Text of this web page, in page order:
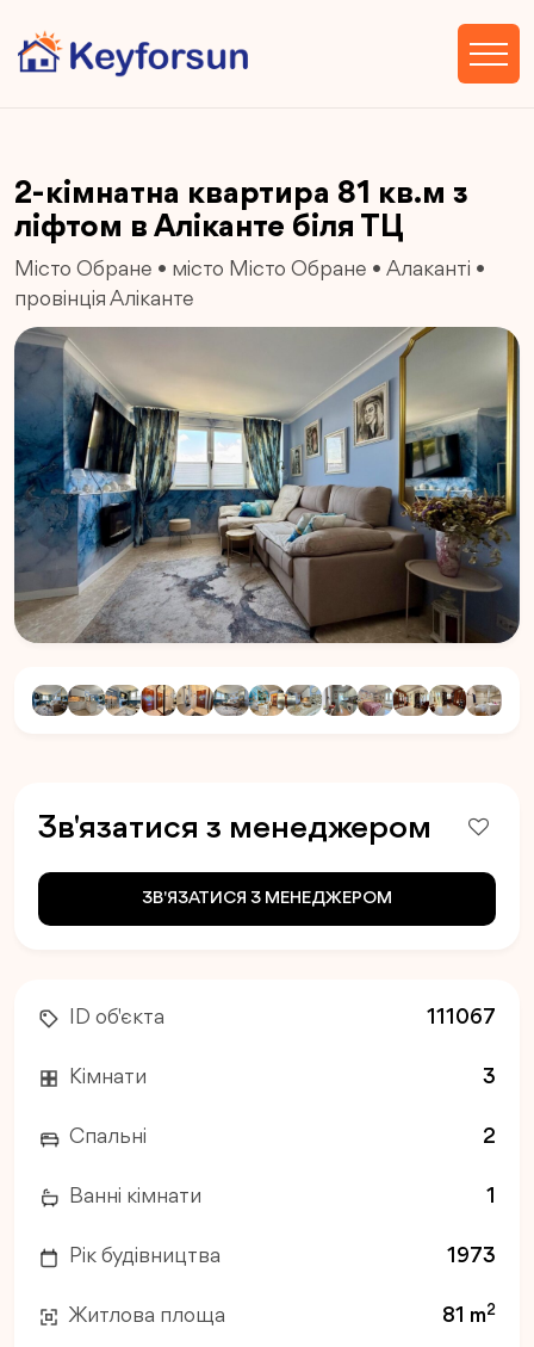
2-кімнатна квартира 81 кв.м з
ліфтом в Аліканте біля ТЦ
Місто Обране • місто Місто Обране • Алаканті •
провінція Аліканте
Зв'язатися з менеджером
ЗВ'ЯЗАТИСЯ З МЕНЕДЖЕРОМ
ID об'єкта 111067
Кімнати 3
Спальні 2
Ванні кімнати 1
Рік будівництва 1973
Житлова площа 81 m2